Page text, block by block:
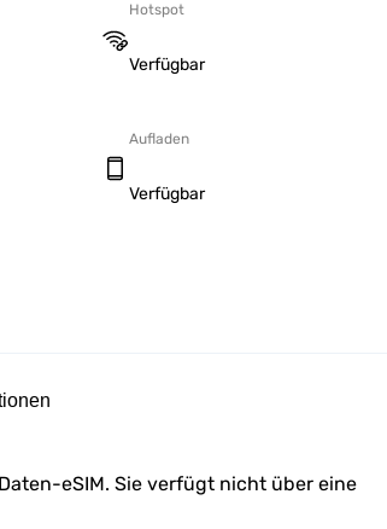
Hotspot
Verfügbar
Aufladen
Verfügbar
eSIM. Sie verfügt nicht über eine